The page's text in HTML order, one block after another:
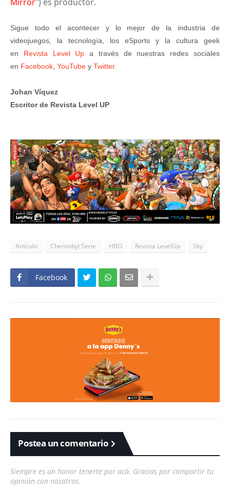
Sigue todo el acontecer y lo mejor de la industria de
videojuegos, la tecnología, los eSports y la cultura geek
en
Revista Level Up
a través de nuestras redes sociales
en Facebook, YouTube y Twitter.
Johan Víquez
Escritor de Revista Level UP
Articulo Chernobyl Serie HBO Revista LevelUp Sky
Facebook
Postea un comentario
Siempre es un honor tenerte por acá. Gracias por compartir tu
opinión con nosotros.